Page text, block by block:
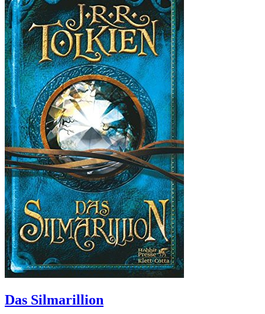
Das Silmarillion